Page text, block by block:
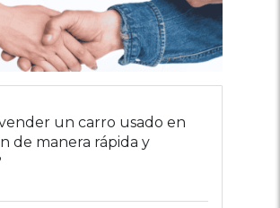
un carro usado en
de manera rápida y